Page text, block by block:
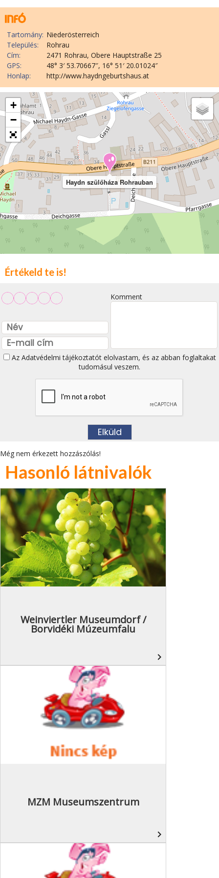
Tartomány: Niederösterreich
Település:
Rohrau
Cím:
2471 Rohrau, Obere Hauptstraße 25
GPS:
48° 3′ 53.70667″, 16° 51′ 20.01024″
Honlap:
http://www.haydngeburtshaus.at
Haydn szülőháza Rohrauban
+
−
Értékeld te is!
Komment
Az Adatvédelmi tájékoztatótelolvastam, és az abban foglaltakat
tudomásul veszem.
Még nem érkezett hozzászólás!
Hasonló látnivalók
Weinviertler Museumdorf /
Borvidéki Múzeumfalu
navigate_next
MZM Museumszentrum
navigate_next